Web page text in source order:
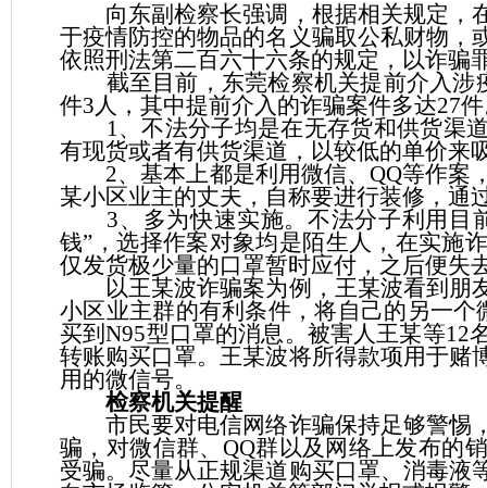
向东副检察长强调，根据相关规定，
于疫情防控的物品的名义骗取公私财物，
依照刑法第二百六十六条的规定，以诈骗
截至目前，东莞检察机关提前介入涉
件3人，其中提前介入的诈骗案件多达27
1、不法分子均是在无存货和供货渠道
有现货或者有供货渠道，以较低的单价来
2、基本上都是利用微信、QQ等作案
某小区业主的丈夫，自称要进行装修，通
3、多为快速实施。不法分子利用目
钱”，选择作案对象均是陌生人，在实施
仅发货极少量的口罩暂时应付，之后便失
以王某波诈骗案为例，王某波看到朋
小区业主群的有利条件，将自己的另一
买到N95型口罩的消息。被害人王某等12
转账购买口罩。王某波将所得款项用于赌
用的微信号。
检察机关提醒
市民要对电信网络诈骗保持足够警惕
骗，对微信群、QQ群以及网络上发布的
受骗。尽量从正规渠道购买口罩、消毒液